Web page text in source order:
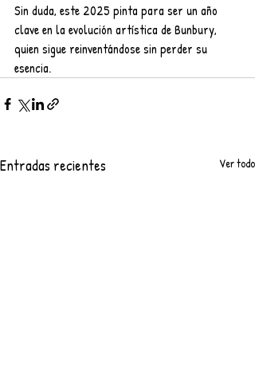
Sin duda, este 2025 pinta para ser un año
clave en la evolución artística de Bunbury,
quien sigue reinventándose sin perder su
esencia.
Entradas recientes Ver todo